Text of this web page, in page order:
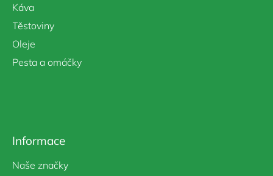
Káva
Těstoviny
Oleje
Pesta a omáčky
Informace
Naše značky